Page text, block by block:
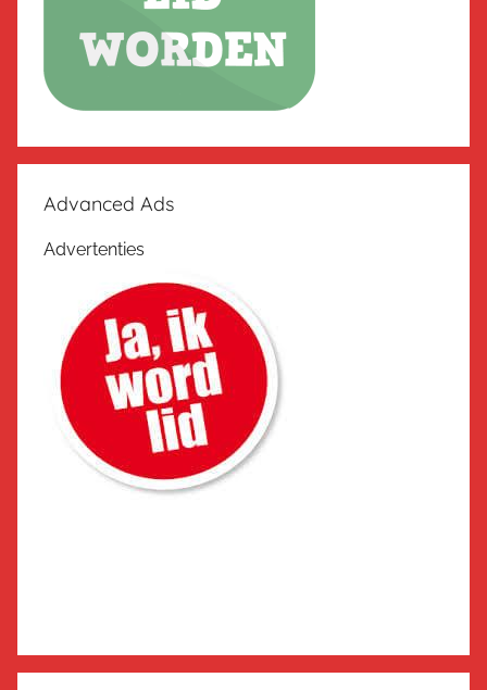
Advanced Ads
Advertenties